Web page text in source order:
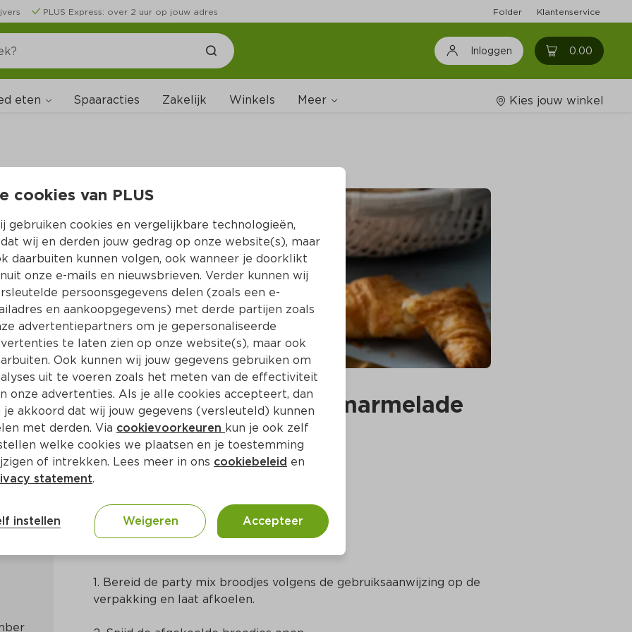
PLUS Express: over 2 uur op jouw adres Folder Klantenservice
Inloggen 0.00 0
eten Spaaracties Zakelijk Winkels Meer
Wijnshop
Boodschappenlijstjes
Kies jouw winkel
kaas, sinaasappel gember marmelade
Europees
Bereidingswijze
1. Bereid de party mix broodjes volgens de gebruiksaanwijzing op de
verpakking en laat afkoelen.
cookies van PLUS
gebruiken cookies en vergelijkbare technologieën,
wij en derden jouw gedrag op onze website(s), maar
daarbuiten kunnen volgen, ook wanneer je doorklikt
onze e-mails en nieuwsbrieven. Verder kunnen wij
persoonsgegevens delen (zoals een e-
en aankoopgegevens) met derde partijen zoals
advertentiepartners om je gepersonaliseerde
te laten zien op onze website(s), maar ook
Ook kunnen wij jouw gegevens gebruiken om
uit te voeren zoals het meten van de effectiviteit
onze advertenties. Als je alle cookies accepteert, dan
je akkoord dat wij jouw gegevens (versleuteld) kunnen
met derden. Via cookievoorkeuren kun je ook zelf
welke cookies we plaatsen en je toestemming
of intrekken. Lees meer in ons cookiebeleid en
statement.
instellen Weigeren Accepteer